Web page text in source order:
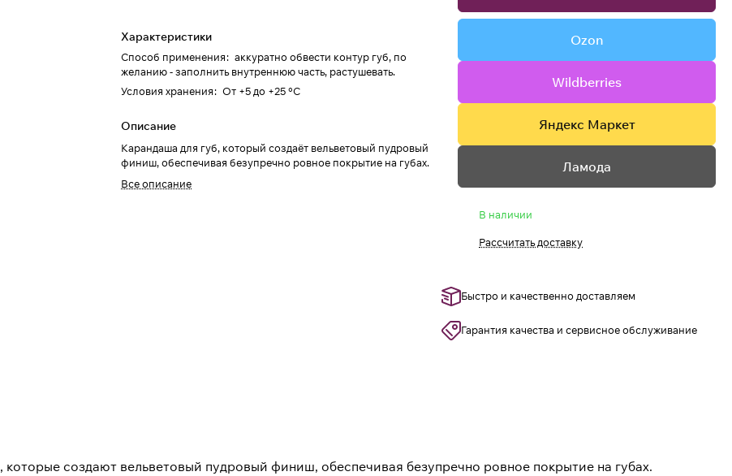
Характеристики
Способ применения: аккуратно обвести контур губ, по
желанию - заполнить внутреннюю часть, растушевать.
Условия хранения: От +5 до +25 °C
Описание
Карандаша для губ, который создаёт вельветовый пудровый
финиш, обеспечивая безупречно ровное покрытие на губах.
Все описание
Ozon
Wildberries
Яндекс Маркет
Ламода
В наличии
Рассчитать доставку
Быстро и качественно доставляем
Гарантия качества и сервисное обслуживание
, которые создают вельветовый пудровый финиш, обеспечивая безупречно ровное покрытие на губах.